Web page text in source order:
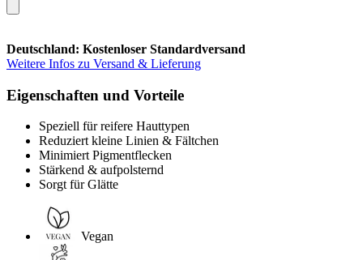
Deutschland: Kostenloser Standardversand
Weitere Infos zu Versand & Lieferung
Eigenschaften und Vorteile
Speziell für reifere Hauttypen
Reduziert kleine Linien & Fältchen
Minimiert Pigmentflecken
Stärkend & aufpolsternd
Sorgt für Glätte
Vegan